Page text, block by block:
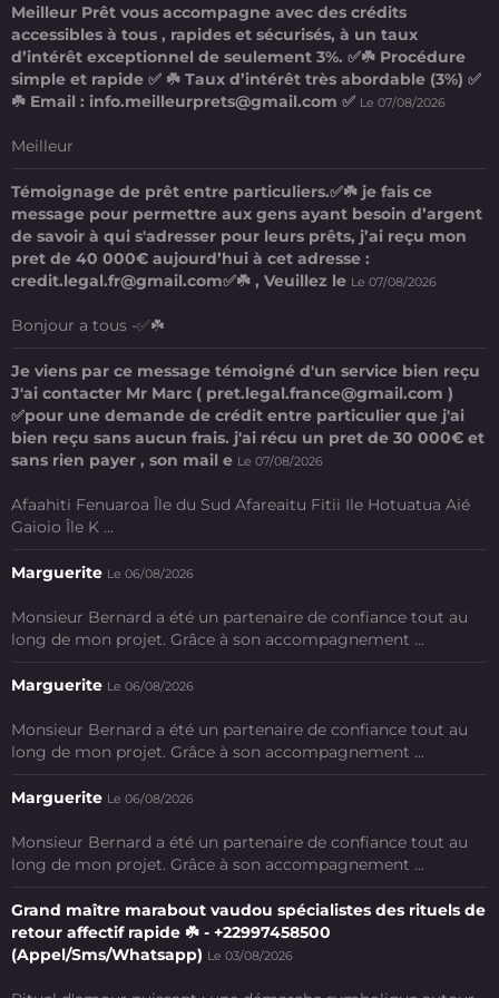
Meilleur Prêt vous accompagne avec des crédits
accessibles à tous , rapides et sécurisés, à un taux
d’intérêt exceptionnel de seulement 3%. ✅☘️ Procédure
simple et rapide ✅ ☘️ Taux d’intérêt très abordable (3%) ✅
☘️ Email : info.meilleurprets@gmail.com ✅ Le 07/08/2026
Meilleur
Témoignage de prêt entre particuliers.✅☘️ je fais ce
message pour permettre aux gens ayant besoin d’argent
de savoir à qui s'adresser pour leurs prêts, j’ai reçu mon
pret de 40 000€ aujourd’hui à cet adresse :
credit.legal.fr@gmail.com✅☘️ , Veuillez le Le 07/08/2026
Bonjour a tous -✅☘️
Je viens par ce message témoigné d'un service bien reçu
J'ai contacter Mr Marc ( pret.legal.france@gmail.com )
✅pour une demande de crédit entre particulier que j'ai
bien reçu sans aucun frais. j'ai récu un pret de 30 000€ et
sans rien payer , son mail e Le 07/08/2026
Afaahiti Fenuaroa Île du Sud Afareaitu Fitii Ile Hotuatua Aié
Gaioio Île K ...
Marguerite Le 06/08/2026
Monsieur Bernard a été un partenaire de confiance tout au
long de mon projet. Grâce à son accompagnement ...
Marguerite Le 06/08/2026
Monsieur Bernard a été un partenaire de confiance tout au
long de mon projet. Grâce à son accompagnement ...
Marguerite Le 06/08/2026
Monsieur Bernard a été un partenaire de confiance tout au
long de mon projet. Grâce à son accompagnement ...
Grand maître marabout vaudou spécialistes des rituels de
retour affectif rapide ☘️ - +22997458500
(Appel/Sms/Whatsapp) Le 03/08/2026